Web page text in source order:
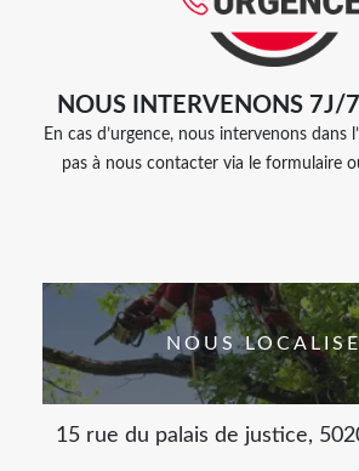
NOUS INTERVENONS 7J/
En cas d’urgence, nous intervenons dans
pas à nous contacter via le formulaire
NOUS
15 rue du palais de justice,